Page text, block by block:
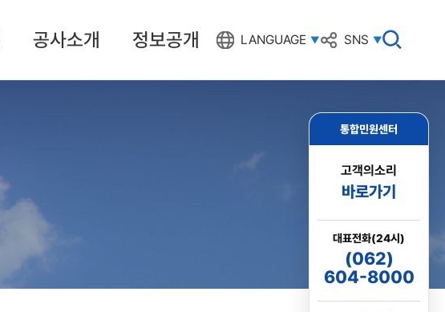
공사소개 정보공개 LANGUAGE SNS
검
색
열
통합민원센터
고객의소리
바로가기
대표전화(24시)
(062)
604-8000